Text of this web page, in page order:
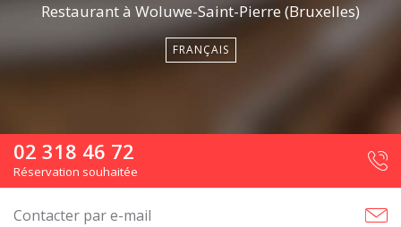
Restaurant à Woluwe-Saint-Pierre (Bruxelles)
FRANÇAIS
02 318 46 72
Réservation souhaitée
Contacter par e-mail